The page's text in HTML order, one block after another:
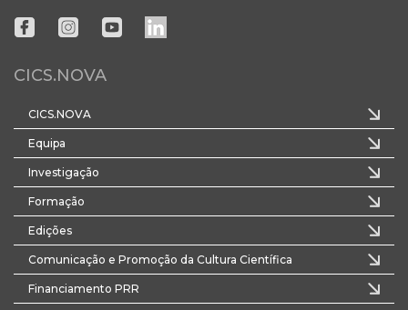
CICS.NOVA
CICS.NOVA
Equipa
Investigação
Formação
Edições
Comunicação e Promoção da Cultura Científica
Financiamento PRR